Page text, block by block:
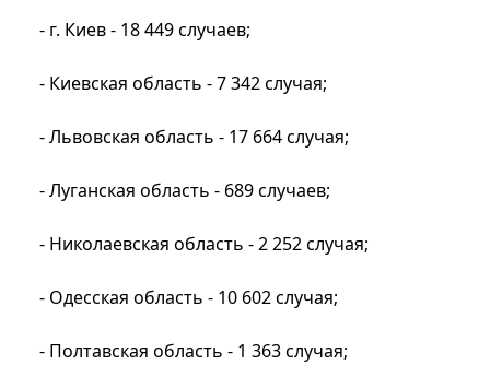
- г. Киев - 18 449 случаев;
- Киевская область - 7 342 случая;
- Львовская область - 17 664 случая;
- Луганская область - 689 случаев;
- Николаевская область - 2 252 случая;
- Одесская область - 10 602 случая;
- Полтавская область - 1 363 случая;